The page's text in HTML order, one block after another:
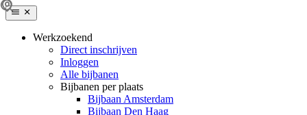
Werkzoekend
Direct inschrijven
Inloggen
Alle bijbanen
Bijbanen per plaats
Bijbaan Amsterdam
Bijbaan Den Haag